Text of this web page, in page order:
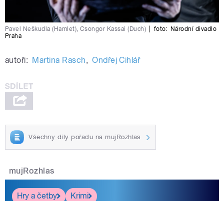
Pavel Neškudla (Hamlet), Csongor Kassai (Duch) foto:
Národní divadlo
Praha
autoři: Martina Rasch, Ondřej Cihlář
Všechny díly pořadu na mujRozhlas
mujRozhlas
Hry a četby
Krimi